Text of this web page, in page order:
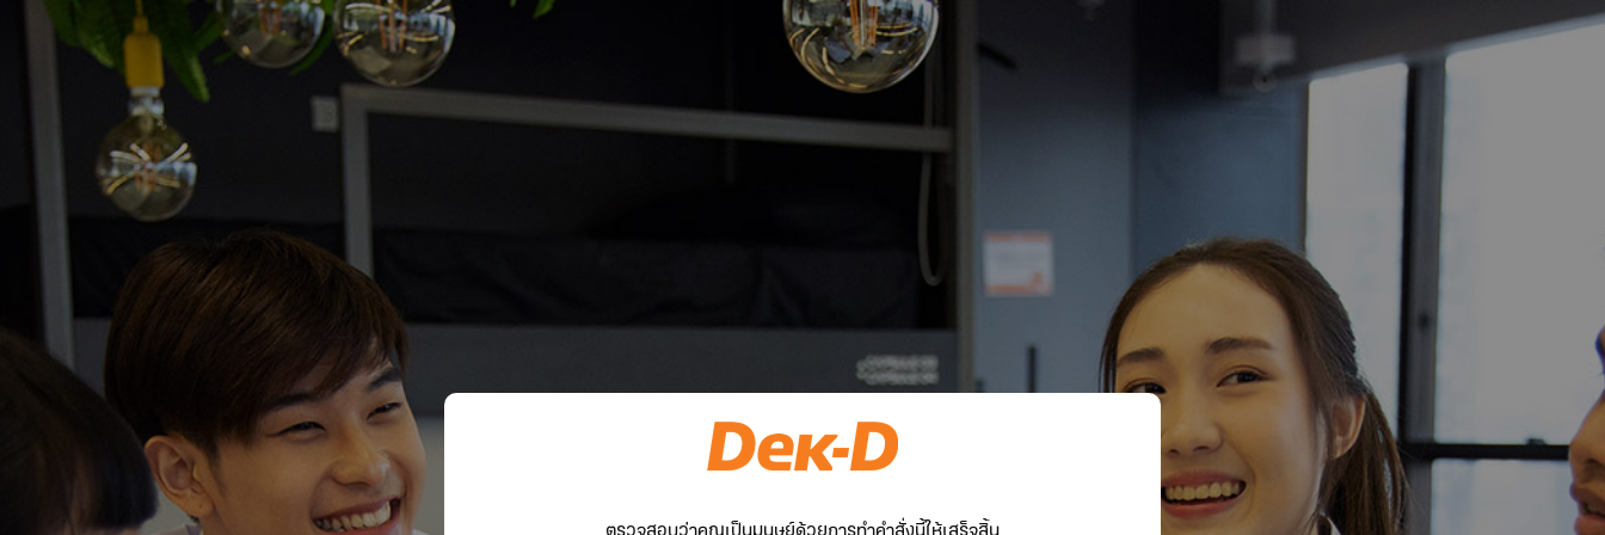
ตรวจสอบว่าคุณเป็นมนุษย์ด้วยการทำคำสั่งนี้ให้เสร็จสิ้น